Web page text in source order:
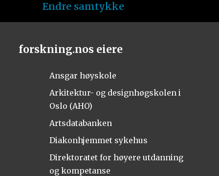
Endre samtykke
forskning.nos eiere
Ansgar høyskole
Arkitektur- og designhøgskolen i
Oslo (AHO)
Artsdatabanken
Diakonhjemmet sykehus
Direktoratet for høyere utdanning
og kompetanse